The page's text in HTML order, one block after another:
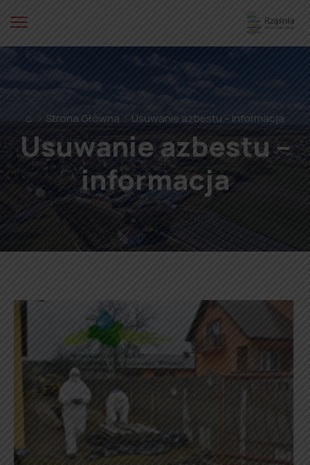
⌂ Strona Główna Usuwanie azbestu – informacja
Usuwanie azbestu –
informacja